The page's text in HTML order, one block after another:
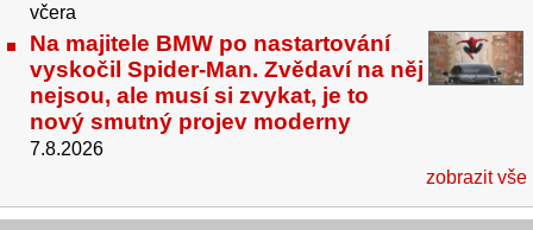
včera
Na majitele BMW po nastartování
vyskočil Spider-Man. Zvědaví na něj
nejsou, ale musí si zvykat, je to
nový smutný projev moderny
7.8.2026
zobrazit vše